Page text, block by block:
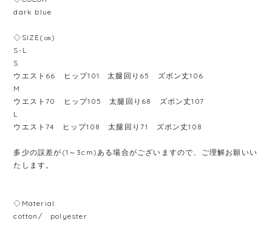
dark blue
◇SIZE(㎝)
S-L
S
ウエスト66 ヒップ101 太腿回り65 ズボン丈106
M
ウエスト70 ヒップ105 太腿回り68 ズボン丈107
L
ウエスト74 ヒップ108 太腿回り71 ズボン丈108
多少の誤差が(1～3cm)ある場合がございますので、ご理解お願いい
たします。
◇Material
cotton/ polyester